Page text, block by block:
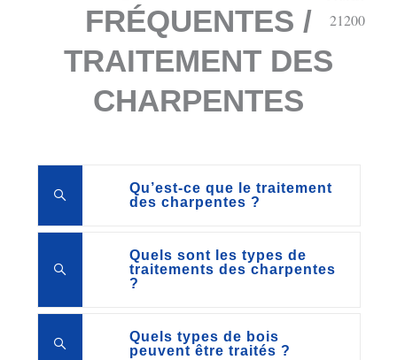
FRÉQUENTES /
TRAITEMENT DES
CHARPENTES
Qu’est-ce que le traitement
des charpentes ?
Quels sont les types de
traitements des charpentes
?
Quels types de bois
peuvent être traités ?